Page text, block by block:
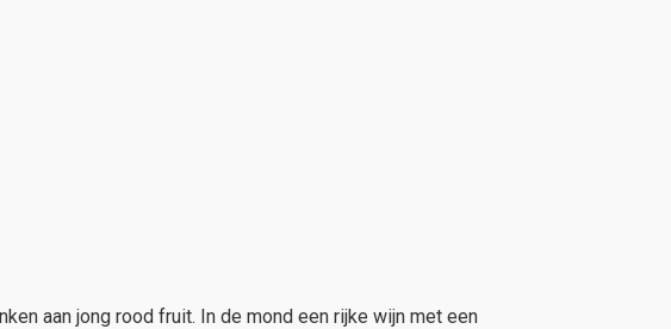
aan jong rood fruit. In de mond een rijke wijn met een